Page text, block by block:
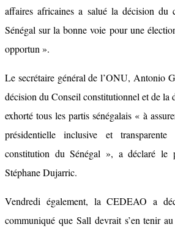
affaires africaines a salué la décision du
Sénégal sur la bonne voie pour une
opportun ».
Le secrétaire général de l’ONU, Antonio
décision du Conseil constitutionnel et de la
exhorté tous les partis sénégalais « à
présidentielle inclusive et
constitution du Sénégal », a déclaré le
Stéphane Dujarric.
Vendredi également, la CEDEAO a
communiqué que Sall devrait s’en tenir